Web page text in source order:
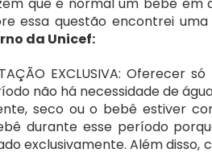
que é normal um bebê em
essa questão encontrei
da Unicef:
EXCLUSIVA: Oferecer
não há necessidade de
seco ou o bebê estiver
durante esse período
exclusivamente. Além